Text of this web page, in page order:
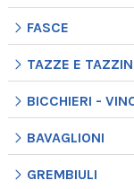
FASCE
TAZZE E
BICCHIERI -
BAVAGLIONI
GREMBIULI